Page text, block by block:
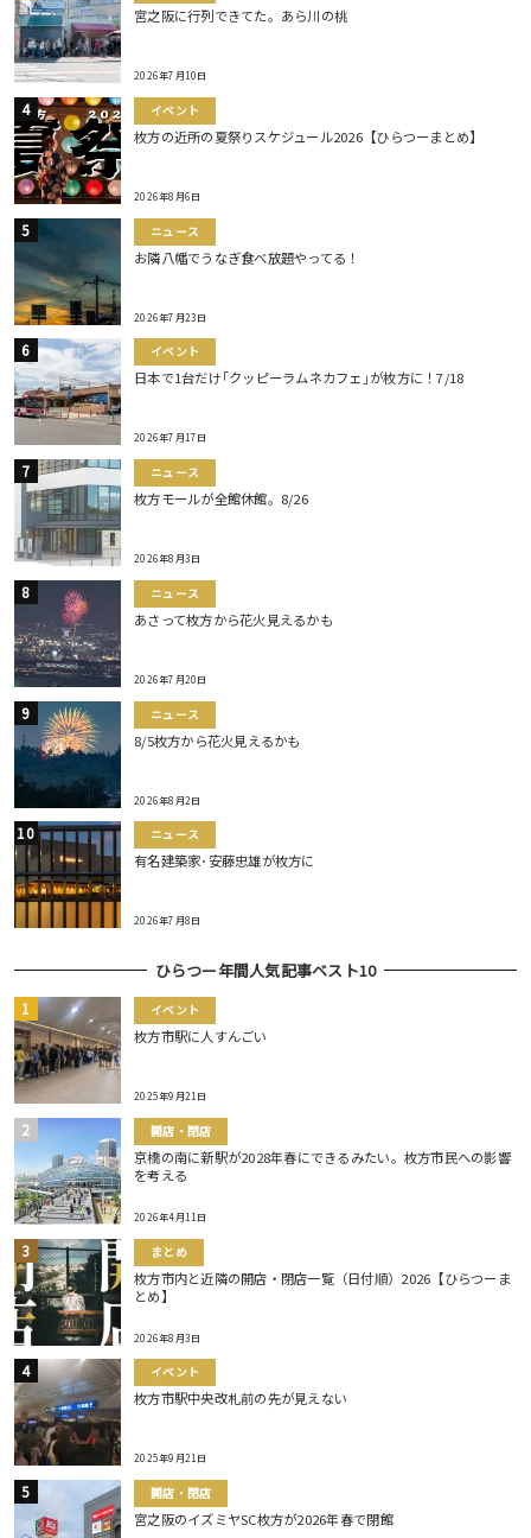
宮之阪に行列できてた。あら川の桃
2026年7月10日
イベント
枚方の近所の夏祭りスケジュール2026【ひらつーまとめ】
2026年8月6日
ニュース
お隣八幡でうなぎ食べ放題やってる！
2026年7月23日
イベント
日本で1台だけ｢クッピーラムネカフェ｣が枚方に！7/18
2026年7月17日
ニュース
枚方モールが全館休館。8/26
2026年8月3日
ニュース
あさって枚方から花火見えるかも
2026年7月20日
ニュース
8/5枚方から花火見えるかも
2026年8月2日
ニュース
有名建築家･安藤忠雄が枚方に
2026年7月8日
ひらつー年間人気記事ベスト10
イベント
枚方市駅に人すんごい
2025年9月21日
開店・閉店
京橋の南に新駅が2028年春にできるみたい。枚方市民への影響
を考える
2026年4月11日
まとめ
枚方市内と近隣の開店・閉店一覧（日付順）2026【ひらつーま
とめ】
2026年8月3日
イベント
枚方市駅中央改札前の先が見えない
2025年9月21日
開店・閉店
宮之阪のイズミヤSC枚方が2026年春で閉館